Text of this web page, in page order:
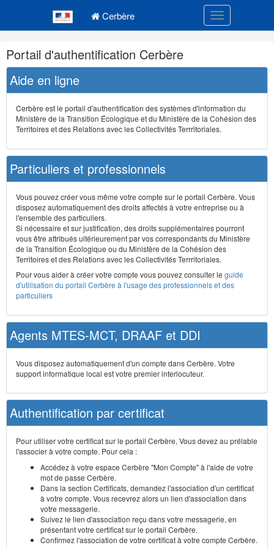
Cerbère Toggle
Navigation
et
outils
annexes
Portail d'authentification Cerbère
Aide en ligne
Cerbère est le portail d'authentification des systèmes d'information du
Ministère de la Transition Écologique et du Ministère de la Cohésion des
Territoires et des Relations avec les Collectivités Terrritoriales.
Particuliers et professionnels
Vous pouvez créer vous même votre compte sur le portail Cerbère. Vous
disposez automatiquement des droits affectés à votre entreprise ou à
l'ensemble des particuliers.
Si nécessaire et sur justification, des droits supplémentaires pourront
vous être attribués ultérieurement par vos correspondants du Ministère
de la Transition Écologique ou du Ministère de la Cohésion des
Territoires et des Relations avec les Collectivités Terrritoriales.
Pour vous aider à créer votre compte vous pouvez consulter le guide
d'utilisation du portail Cerbère à l'usage des professionnels et des
particuliers
Agents MTES-MCT, DRAAF et DDI
Vous disposez automatiquement d'un compte dans Cerbère. Votre
support informatique local est votre premier interlocuteur.
Authentification par certificat
Pour utiliser votre certificat sur le portail Cerbère, Vous devez au prélable
l'associer à votre compte. Pour cela :
Accédez à votre espace Cerbère "Mon Compte" à l'aide de votre
mot de passe Cerbère.
Dans la section Certificats, demandez l'association d'un certificat
à votre compte. Vous recevrez alors un lien d'association dans
votre messagerie.
Suivez le lien d'association reçu dans votre messagerie, en
présentant votre certificat sur le portail Cerbère.
Confirmez l'association de votre certificat à votre compte Cerbère.